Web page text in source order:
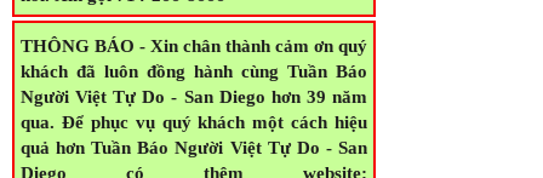
Tour Hollywood, Đúng hẹn. Mọi lúc mọi
nơi. Xin gọi 714-266-8666
THÔNG BÁO - Xin chân thành cảm ơn quý
khách đã luôn đồng hành cùng Tuần Báo
Người Việt Tự Do - San Diego hơn 39 năm
qua. Để phục vụ quý khách một cách hiệu